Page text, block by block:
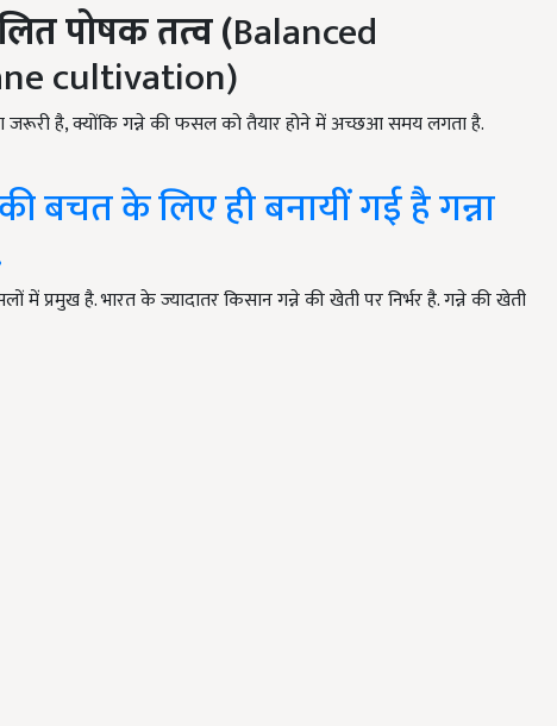
पोषक तत्व (Balanced
cultivation)
जरूरी है, क्योंकि गन्ने की फसल को तैयार होने में अच्छआ समय लगता है.
के लिए ही बनायीं गई है गन्ना
प्रमुख है. भारत के ज्यादातर किसान गन्ने की खेती पर निर्भर है. गन्ने की खेती